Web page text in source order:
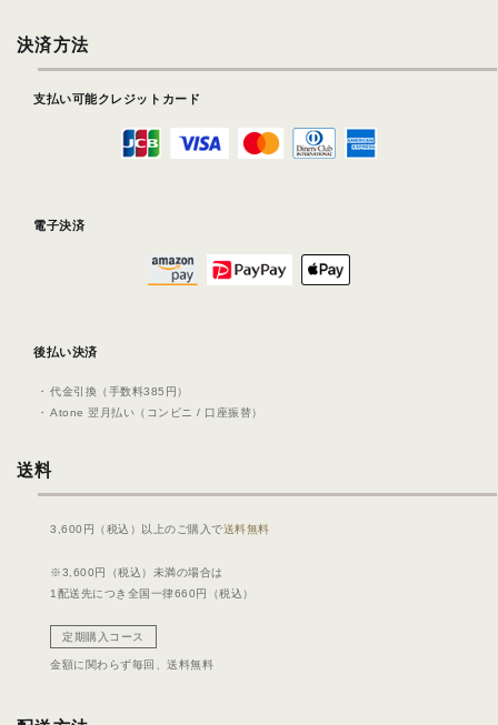
決済方法
支払い可能クレジットカード
電子決済
後払い決済
代⾦引換（⼿数料385円）
Atone 翌⽉払い（コンビニ / ⼝座振替）
送料
3,600円（税込）以上のご購入で送料無料
※3,600円（税込）未満の場合は
1配送先につき全国一律660円（税込）
定期購入コース
金額に関わらず毎回、 送料無料